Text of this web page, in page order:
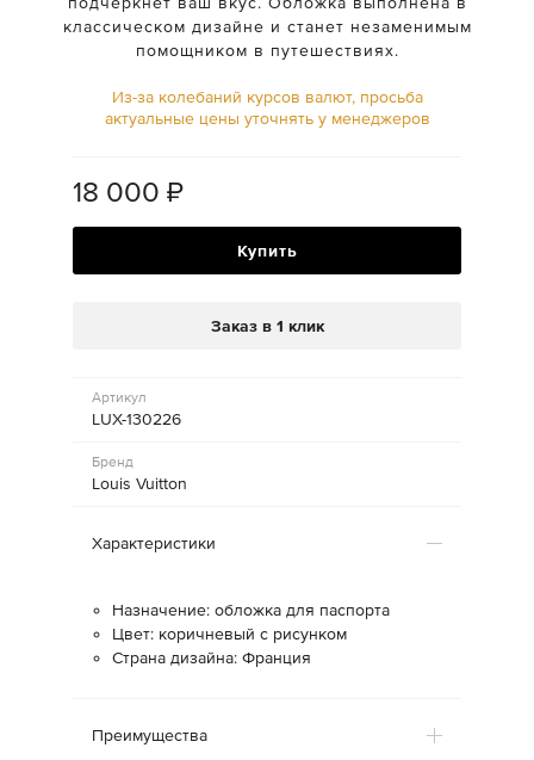
классическом дизайне и станет незаменимым
помощником в путешествиях.
Из-за колебаний курсов валют, просьба
актуальные цены уточнять у менеджеров
18 000 ₽
Купить
Заказ в 1 клик
Артикул
LUX-130226
Бренд
Louis Vuitton
Характеристики
Назначение: обложка для паспорта
Цвет: коричневый с рисунком
Страна дизайна: Франция
Преимущества